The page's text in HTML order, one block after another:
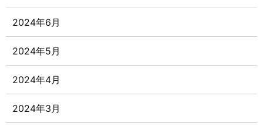
2024年6月
2024年5月
2024年4月
2024年3月